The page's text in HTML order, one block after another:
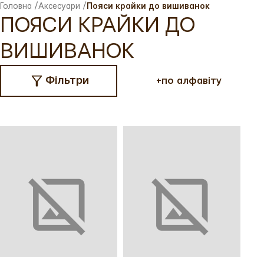
Головна /Аксесуари / Пояси крайки до вишиванок
ПОЯСИ КРАЙКИ ДО
ВИШИВАНОК
Фільтри +по алфавіту